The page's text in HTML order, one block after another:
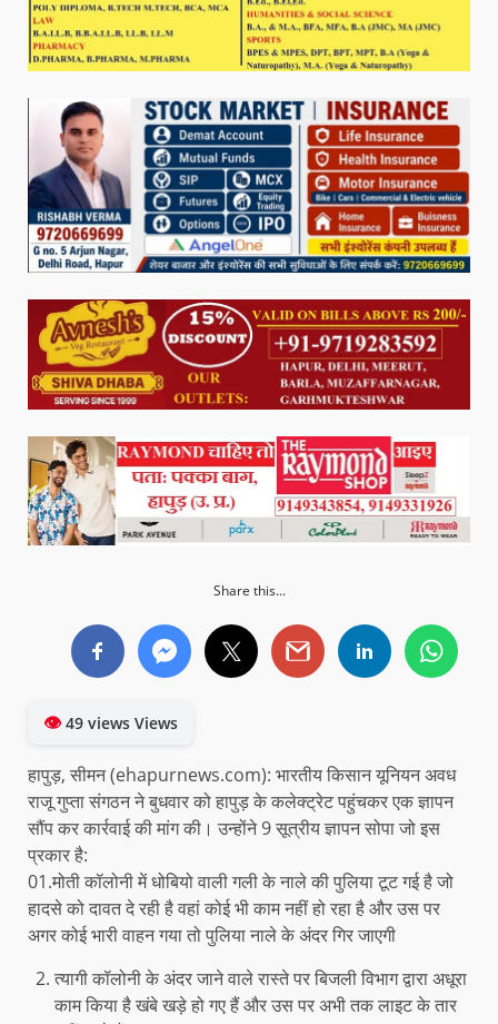
Share this...
👁49 views Views
हापुड़, सीमन (ehapurnews.com): भारतीय किसान यूनियन अवध
राजू गुप्ता संगठन ने बुधवार को हापुड़ के कलेक्ट्रेट पहुंचकर एक ज्ञापन
सौंप कर कार्रवाई की मांग की। उन्होंने 9 सूत्रीय ज्ञापन सोपा जो इस
प्रकार है:
01.मोती कॉलोनी में धोबियो वाली गली के नाले की पुलिया टूट गई है जो
हादसे को दावत दे रही है वहां कोई भी काम नहीं हो रहा है और उस पर
अगर कोई भारी वाहन गया तो पुलिया नाले के अंदर गिर जाएगी
त्यागी कॉलोनी के अंदर जाने वाले रास्ते पर बिजली विभाग द्वारा अधूरा
काम किया है खंबे खड़े हो गए हैं और उस पर अभी तक लाइट के तार